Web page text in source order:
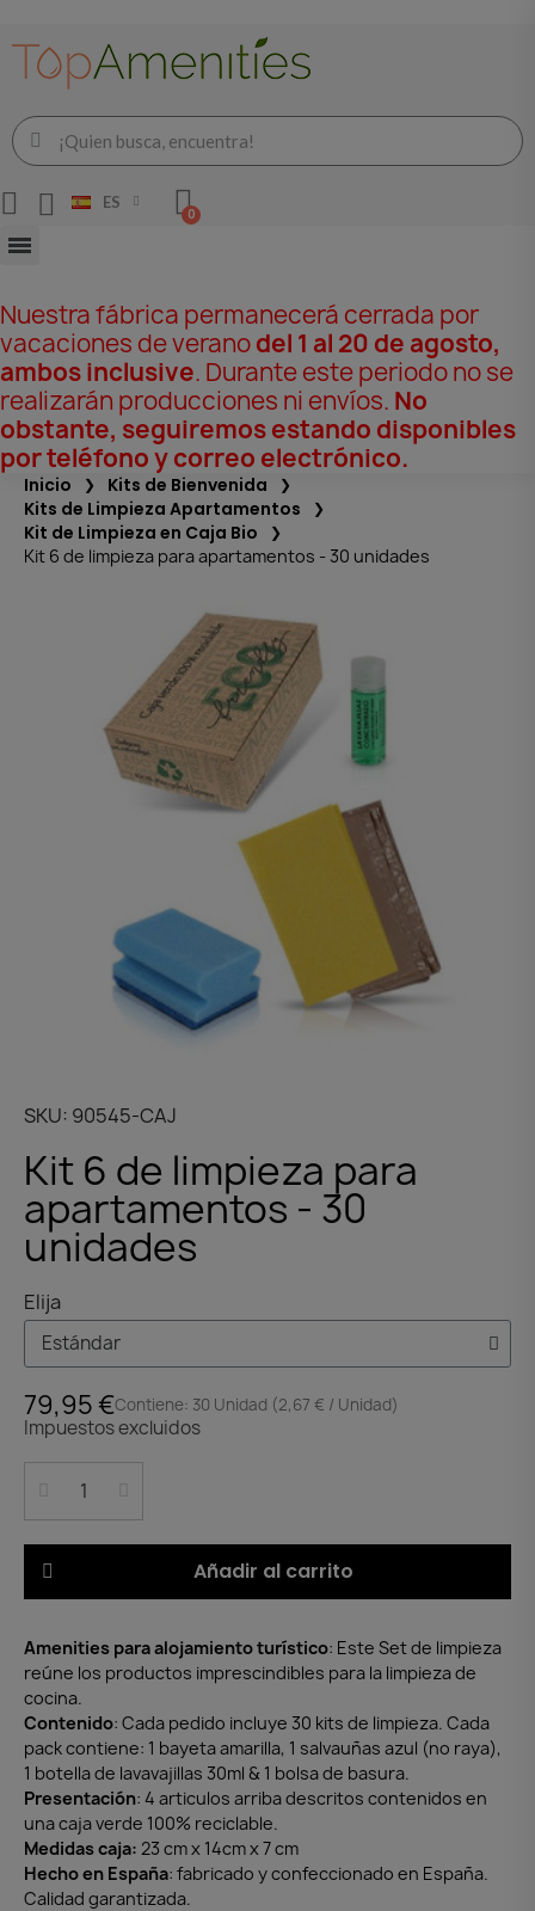
ES
Nuestra fábrica permanecerá cerrada por
vacaciones de veranodel 1 al 20 de agosto,
ambos inclusive. Durante este periodo no se
realizarán producciones ni envíos. No
obstante, seguiremos estando disponibles
por teléfono y correo electrónico.
Inicio
Kits de Bienvenida
Kits de Limpieza Apartamentos
Kit de Limpieza en Caja Bio
Kit 6 de limpieza para apartamentos - 30 unidades
SKU 90545-CAJ
Kit 6 de limpieza para
apartamentos - 30
unidades
Elija
79,95 €Contiene: 30 Unidad (2,67 € / Unidad)
Impuestos excluidos
Añadir al carrito
Amenities para alojamiento turístico: Este Set de limpieza
reúne los productos imprescindibles para la limpieza de
cocina.
Contenido: Cada pedido incluye 30 kits de limpieza. Cada
pack contiene: 1 bayeta amarilla, 1 salvauñas azul (no raya),
1 botella de lavavajillas 30ml & 1 bolsa de basura.
Presentación: 4 articulos arriba descritos contenidos en
una caja verde 100% reciclable.
Medidas caja: 23 cm x 14cm x 7 cm
Hecho en España: fabricado y confeccionado en España.
Calidad garantizada.